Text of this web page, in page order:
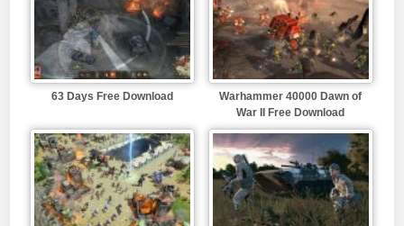
63 Days Free Download
Warhammer 40000 Dawn of
War II Free Download